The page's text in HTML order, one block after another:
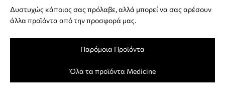
Δυστυχώς κάποιος σας πρόλαβε, αλλά μπορεί να σας αρέσουν
άλλα προϊόντα από την προσφορά μας.
Παρόμοια Προϊόντα
Όλα τα προϊόντα Medicine